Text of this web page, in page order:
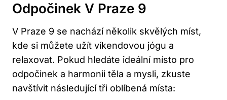
Odpočinek V Praze 9
V Praze 9 se⁤ nachází několik skvělých ⁢míst,
kde ⁣si můžete užít víkendovou jógu a
relaxovat. Pokud ‌hledáte ideální místo pro
odpočinek‌ a harmonii těla a mysli, zkuste
‍navštívit následující tři oblíbená místa: